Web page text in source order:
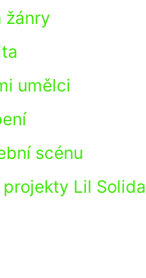
žánry
umělci
scénu
Lil Solida